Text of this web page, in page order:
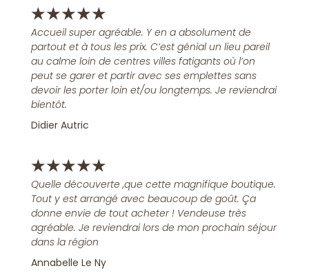
★★★★★
Accueil super agréable. Y en a absolument de
partout et à tous les prix. C’est génial un lieu pareil
au calme loin de centres villes fatigants où l’on
peut se garer et partir avec ses emplettes sans
devoir les porter loin et/ou longtemps. Je reviendrai
bientôt.
Didier Autric
★★★★★
Quelle découverte ,que cette magnifique boutique.
Tout y est arrangé avec beaucoup de goût. Ça
donne envie de tout acheter ! Vendeuse très
agréable. Je reviendrai lors de mon prochain séjour
dans la région
Annabelle Le Ny